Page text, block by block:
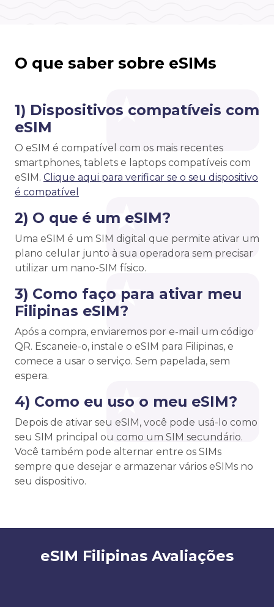
O que saber sobre eSIMs
1) Dispositivos compatíveis com
eSIM
O eSIM é compatível com os mais recentes
smartphones, tablets e laptops compatíveis com
eSIM. Clique aqui para verificar se o seu dispositivo
é compatível
2) O que é um eSIM?
Uma eSIM é um SIM digital que permite ativar um
plano celular junto à sua operadora sem precisar
utilizar um nano-SIM físico.
3) Como faço para ativar meu
Filipinas eSIM?
Após a compra, enviaremos por e-mail um código
QR. Escaneie-o, instale o eSIM para Filipinas, e
comece a usar o serviço. Sem papelada, sem
espera.
4) Como eu uso o meu eSIM?
Depois de ativar seu eSIM, você pode usá-lo como
seu SIM principal ou como um SIM secundário.
Você também pode alternar entre os SIMs
sempre que desejar e armazenar vários eSIMs no
seu dispositivo.
eSIM Filipinas Avaliações